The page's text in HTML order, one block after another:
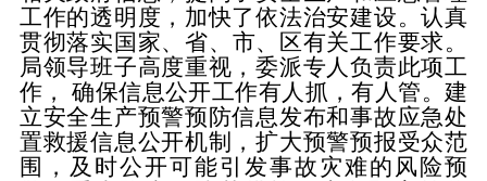
工作的透明度，加快了依法治安建设。认真
贯彻落实 国家、省、市、区有关工作要求。
局领导班子高度重视，委派专人负责此项工
作，
确保信息公开工作有人抓，有人管。建
立安全生产预警预防信息发布和事故应急处
置救援信息公开机制，扩大预警预报受众范
围，及时公开可能引发事故灾难的风险预